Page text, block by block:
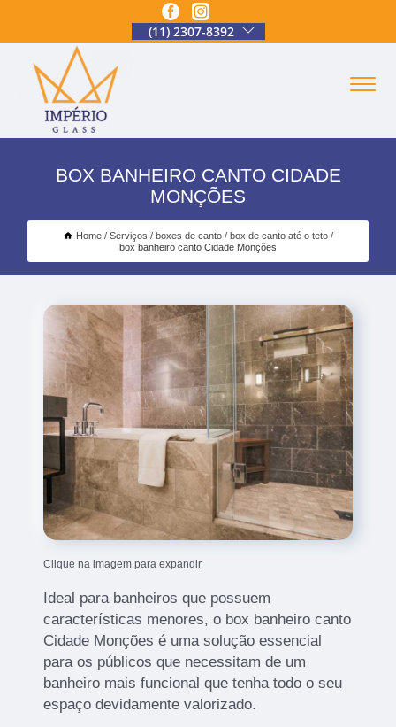
(11) 2307-8392
BOX BANHEIRO CANTO CIDADE
MONÇÕES
Home Serviços boxes de canto
box de canto até o teto
box banheiro canto Cidade Monções
Clique na imagem para expandir
Ideal para banheiros que possuem
características menores, o box banheiro canto
Cidade Monções é uma solução essencial
para os públicos que necessitam de um
banheiro mais funcional que tenha todo o seu
espaço devidamente valorizado.